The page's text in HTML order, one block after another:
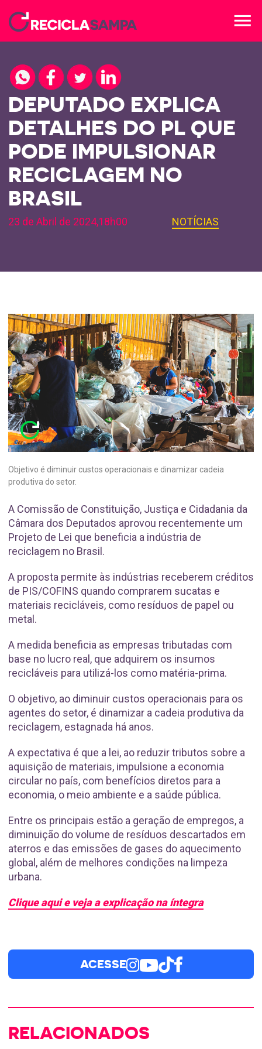
menu
DEPUTADO EXPLICA
DETALHES DO PL QUE
PODE IMPULSIONAR
RECICLAGEM NO
BRASIL
23 de Abril de 2024,18h00 NOTÍCIAS
Objetivo é diminuir custos operacionais e dinamizar cadeia
produtiva do setor.
A Comissão de Constituição, Justiça e Cidadania da
Câmara dos Deputados aprovou recentemente um
Projeto de Lei que beneficia a indústria de
reciclagem no Brasil.
A proposta permite às indústrias receberem créditos
de PIS/COFINS quando comprarem sucatas e
materiais recicláveis, como resíduos de papel ou
metal.
A medida beneficia as empresas tributadas com
base no lucro real, que adquirem os insumos
recicláveis para utilizá-los como matéria-prima.
O objetivo, ao diminuir custos operacionais para os
agentes do setor, é dinamizar a cadeia produtiva da
reciclagem, estagnada há anos.
A expectativa é que a lei, ao reduzir tributos sobre a
aquisição de materiais, impulsione a economia
circular no país, com benefícios diretos para a
economia, o meio ambiente e a saúde pública.
Entre os principais estão a geração de empregos, a
diminuição do volume de resíduos descartados em
aterros e das emissões de gases do aquecimento
global, além de melhores condições na limpeza
urbana.
Clique aqui e veja a explicação na íntegra
ACESSE
RELACIONADOS